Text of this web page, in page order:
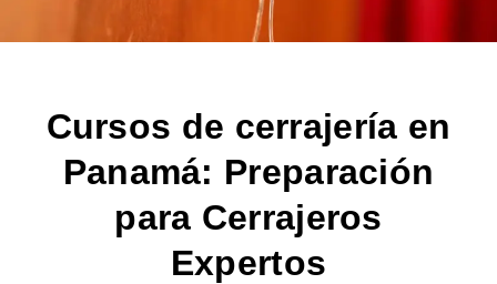
Cursos de cerrajería en
Panamá: Preparación
para Cerrajeros
Expertos